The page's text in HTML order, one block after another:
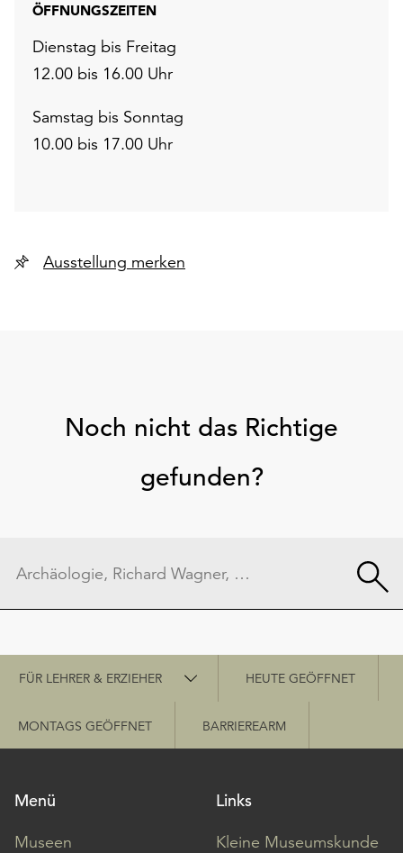
ÖFFNUNGSZEITEN
Dienstag bis Freitag
12.00 bis 16.00 Uhr
Samstag bis Sonntag
10.00 bis 17.00 Uhr
Ausstellung merken
Noch nicht das Richtige
gefunden?
Schnellzugriff
FÜR LEHRER & ERZIEHER HEUTE GEÖFFNET
MONTAGS GEÖFFNET BARRIEREARM
Menü
Museen
Links
Kleine Museumskunde